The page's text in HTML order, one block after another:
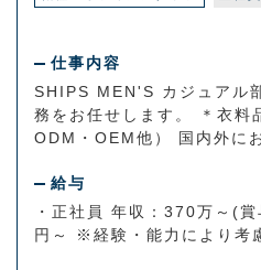
仕事内容
SHIPS MEN'S カジュアル
務をお任せします。 ＊衣料
ODM・OEM他） 国内外に
給与
・正社員 年収：370万～(
円～ ※経験・能力により考